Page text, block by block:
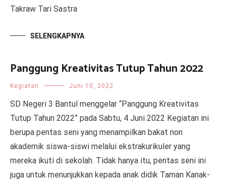
Takraw Tari Sastra
SELENGKAPNYA
Panggung Kreativitas Tutup Tahun 2022
Kegiatan Juni 10, 2022
SD Negeri 3 Bantul menggelar “Panggung Kreativitas
Tutup Tahun 2022” pada Sabtu, 4 Juni 2022 Kegiatan ini
berupa pentas seni yang menampilkan bakat non
akademik siswa-siswi melalui ekstrakurikuler yang
mereka ikuti di sekolah. Tidak hanya itu, pentas seni ini
juga untuk menunjukkan kepada anak didik Taman Kanak-